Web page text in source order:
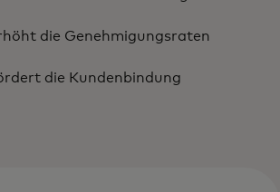
die Genehmigungsraten
die Kundenbindung